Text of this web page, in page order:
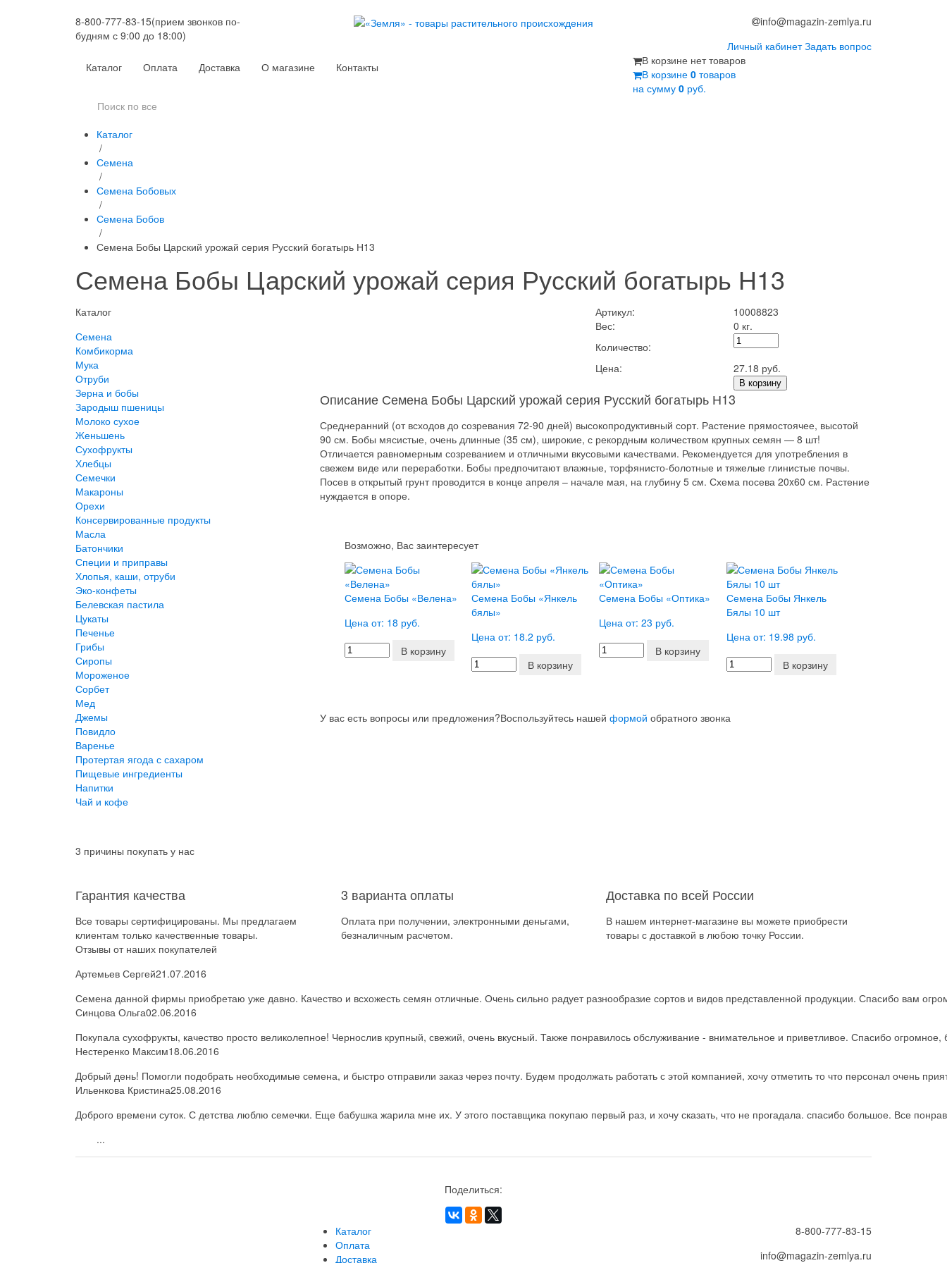
8-800-777-83-15(прием звонков по-
будням с 9:00 до 18:00)
info@magazin-zemlya.ru
Личный кабинет Задать вопрос
Каталог
Оплата Доставка О магазине Контакты
В корзине нет товаров
В корзине 0 товаров
на сумму 0 руб.
Каталог
/
Семена
/
Семена Бобовых
/
Семена Бобов
/
Семена Бобы Царский урожай серия Русский богатырь Н13
Семена Бобы Царский урожай серия Русский богатырь Н13
Каталог
Семена
Комбикорма
Мука
Отруби
Зерна и бобы
Зародыш пшеницы
Молоко сухое
Женьшень
Сухофрукты
Хлебцы
Семечки
Макароны
Орехи
Консервированные продукты
Масла
Батончики
Специи и приправы
Хлопья, каши, отруби
Эко-конфеты
Белевская пастила
Цукаты
Печенье
Грибы
Сиропы
Мороженое
Сорбет
Мед
Джемы
Повидло
Варенье
Протертая ягода с сахаром
Пищевые ингредиенты
Напитки
Чай и кофе
Артикул:
10008823
Вес:
0 кг.
Количество:
Цена:
27.18 руб.
В корзину
Описание Семена Бобы Царский урожай серия Русский богатырь Н13
Среднеранний (от всходов до созревания 72-90 дней) высокопродуктивный сорт. Растение прямостоячее, высотой
90 см. Бобы мясистые, очень длинные (35 см), широкие, с рекордным количеством крупных семян — 8 шт!
Отличается равномерным созреванием и отличными вкусовыми качествами. Рекомендуется для употребления в
свежем виде или переработки. Бобы предпочитают влажные, торфянисто-болотные и тяжелые глинистые почвы.
Посев в открытый грунт проводится в конце апреля – начале мая, на глубину 5 см. Схема посева 20x60 см. Растение
нуждается в опоре.
Возможно, Вас заинтересует
Семена Бобы «Велена»
Цена от: 18 руб.
В корзину
Семена Бобы «Янкель
бялы»
Цена от: 18.2 руб.
В корзину
Семена Бобы «Оптика»
Цена от: 23 руб.
В корзину
Семена Бобы Янкель
Бялы 10 шт
Цена от: 19.98 руб.
В корзину
У вас есть вопросы или предложения?Воспользуйтесь нашей формой обратного звонка
3 причины покупать у нас
Гарантия качества
Все товары сертифицированы. Мы предлагаем
клиентам только качественные товары.
3 варианта оплаты
Оплата при получении, электронными деньгами,
безналичным расчетом.
Доставка по всей России
В нашем интернет-магазине вы можете приобрести
товары с доставкой в любою точку России.
Отзывы от наших покупателей
Артемьев Сергей21.07.2016
Семена данной фирмы приобретаю уже давно. Качество и всхожесть семян отличные. Очень сильно радует разнообразие сортов и видов представленной продукции. Спасибо вам
Синцова Ольга02.06.2016
Покупала сухофрукты, качество просто великолепное! Чернослив крупный, свежий, очень вкусный. Также понравилось обслуживание - внимательное и приветливое. Спасибо огромное,
Нестеренко Максим18.06.2016
Добрый день! Помогли подобрать необходимые семена, и быстро отправили заказ через почту. Будем продолжать работать с этой компанией, хочу отметить то что персонал очень
Ильенкова Кристина25.08.2016
Доброго времени суток. С детства люблю семечки. Еще бабушка жарила мне их. У этого поставщика покупаю первый раз, и хочу сказать, что не прогадала. спасибо большое. Все
...
Поделиться:
Каталог
Оплата
Доставка
8-800-777-83-15
info@magazin-zemlya.ru